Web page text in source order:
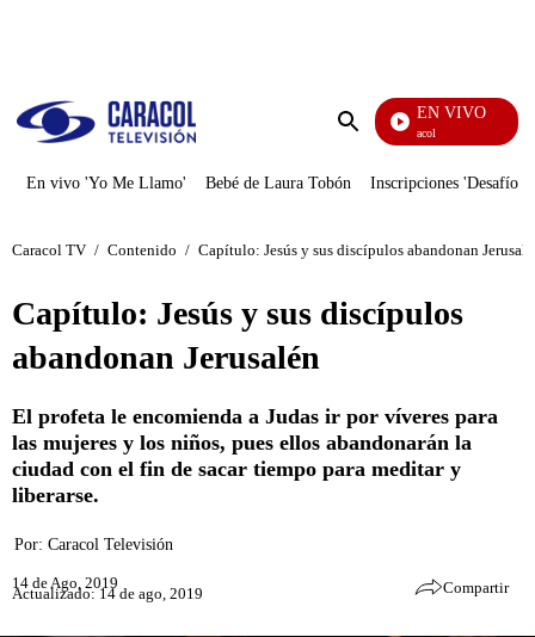
Enviar
EN VIVO
Noticias Caracol
En vivo 'Yo Me Llamo' Bebé de Laura Tobón Inscripciones 'Desafío'
Caracol TV / Contenido / Capítulo: Jesús y sus discípulos abandonan
Capítulo: Jesús y sus discípulos
abandonan Jerusalén
El profeta le encomienda a Judas ir por víveres para
las mujeres y los niños, pues ellos abandonarán la
ciudad con el fin de sacar tiempo para meditar y
liberarse.
Por: Caracol Televisión
14 de Ago, 2019
Actualizado: 14 de ago, 2019 Compartir